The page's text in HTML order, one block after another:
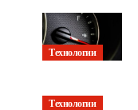
Технологии
Технологии